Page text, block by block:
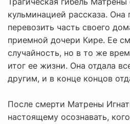
кульминацией рассказа. Она
перевозить часть своего
приемной дочери Кире. Ее
случайность, но в то же
итог ее жизни. Она отдала
другим, и в конце концов
После смерти Матрены
настоящему осознавать,